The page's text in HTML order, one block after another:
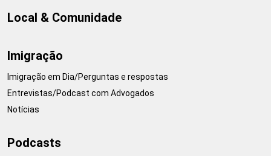
Local & Comunidade
Imigração
Imigração em Dia/Perguntas e respostas
Entrevistas/Podcast com Advogados
Notícias
Podcasts